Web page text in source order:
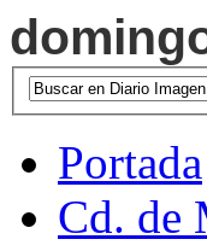
Portada
Cd. de